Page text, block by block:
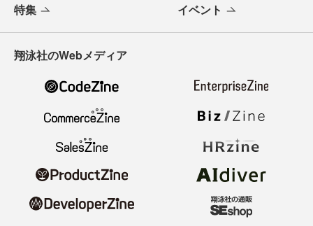
特集 イベント
翔泳社のWebメディア